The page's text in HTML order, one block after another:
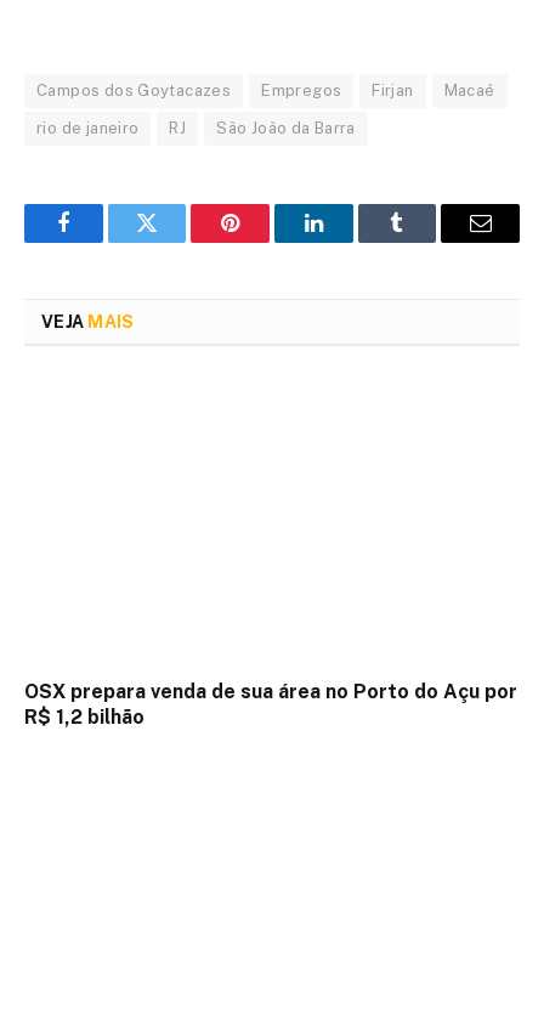
Campos dos Goytacazes Empregos Firjan Macaé
rio de janeiro RJ São João da Barra
FacebookTwitter Pinterest LinkedInTumblr Email
VEJA MAIS
OSX prepara venda de sua área no Porto do Açu por
R$ 1,2 bilhão